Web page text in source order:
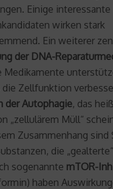
Einige
wirken stark
Ein weiterer
der DNA-
Medikamente
die Zellfunktion
der Autophagie, das
„zellulärem Müll“
Zusammenhang sind
die
sogenannte mTOR-
haben